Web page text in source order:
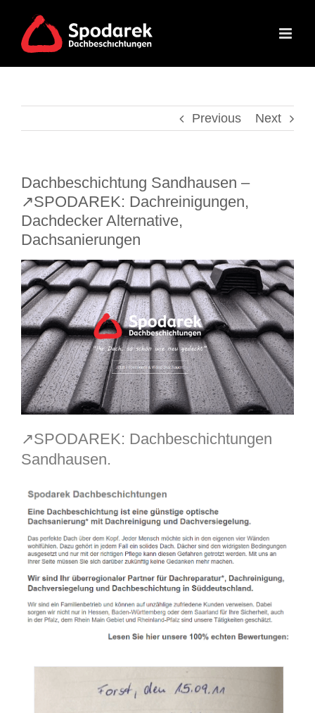
content
Previous Next
Dachbeschichtung Sandhausen –
↗️SPODAREK: Dachreinigungen,
Dachdecker Alternative,
Dachsanierungen
↗️SPODAREK: Dachbeschichtungen
Sandhausen.